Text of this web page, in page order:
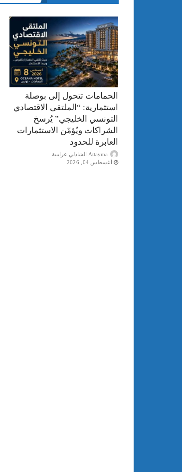
الحمامات تتحول إلى بوصلة
استثمارية: “الملتقى الاقتصادي
التونسي الخليجي” يُرسخ
الشراكات ويُؤمّن الاستثمارات
العابرة للحدود
Attayma الشاذلي عرايبية
أغسطس 04, 2026